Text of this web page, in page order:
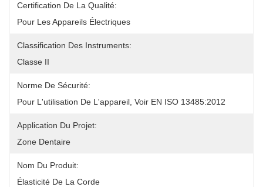
Certification De La Qualité:
Pour Les Appareils Électriques
Classification Des Instruments:
Classe II
Norme De Sécurité:
Pour L'utilisation De L'appareil, Voir EN ISO 13485:2012
Application Du Projet:
Zone Dentaire
Nom Du Produit:
Élasticité De La Corde